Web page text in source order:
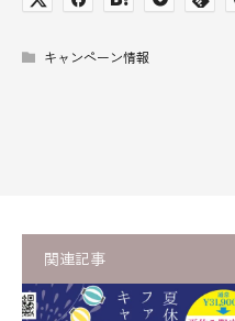
キャンペーン情報
関連記事